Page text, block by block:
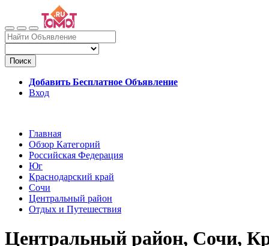
Поиск
Добавить Бесплатное Объявление
Вход
Главная
Обзор Категорий
Российская Федерация
Юг
Краснодарский край
Сочи
Центральный район
Отдых и Путешествия
Центральный район, Сочи,